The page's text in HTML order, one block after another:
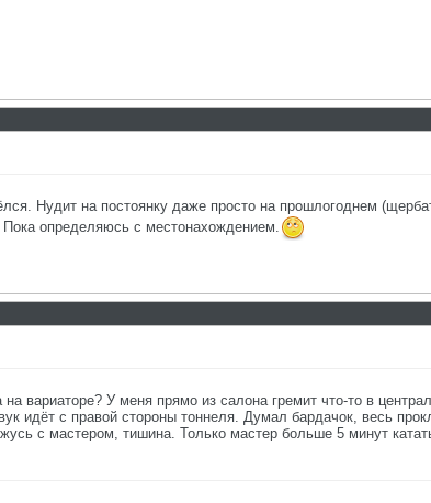
Нудит на постоянку даже просто на прошлогоднем
определяюсь с местонахождением.
вариаторе? У меня прямо из салона гремит что-то в
идёт с правой стороны тоннеля. Думал бардачок, весь
с мастером, тишина. Только мастер больше 5 минут